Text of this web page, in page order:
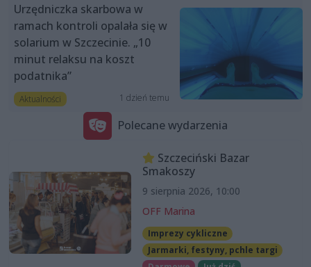
Urzędniczka skarbowa w
ramach kontroli opalała się w
solarium w Szczecinie. „10
minut relaksu na koszt
podatnika”
Aktualności 1 dzień temu
Polecane wydarzenia
Szczeciński Bazar
Smakoszy
9 sierpnia 2026, 10:00
OFF Marina
Imprezy cykliczne
Jarmarki, festyny, pchle targi